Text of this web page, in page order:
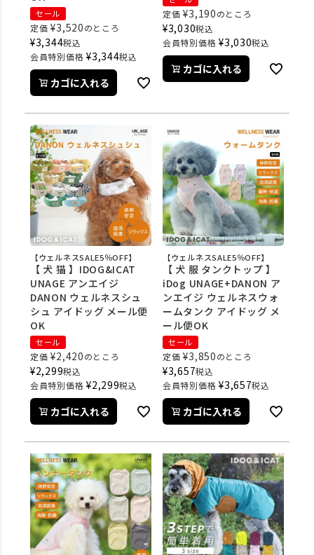
セール
定価 ¥3,520のところ
¥3,344税込
会員特別価格 ¥3,344税込
カゴに入れる
定価 ¥3,190のところ
¥3,030税込
会員特別価格 ¥3,030税込
カゴに入れる
【ウェルネスSALE5％OFF】
【 犬 猫 】IDOG&ICAT
UNAGE アンエイジ
DANON ウェルネスシュ
シュ アイドッグ メール便
OK
セール
定価 ¥2,420のところ
¥2,299税込
会員特別価格 ¥2,299税込
カゴに入れる
【ウェルネスSALE5％OFF】
【 犬 服 タンクトップ 】
iDog UNAGE+DANON ア
ンエイジ ウェルネスウォ
ームタンク アイドッグ メ
ール便OK
セール
定価 ¥3,850のところ
¥3,657税込
会員特別価格 ¥3,657税込
カゴに入れる